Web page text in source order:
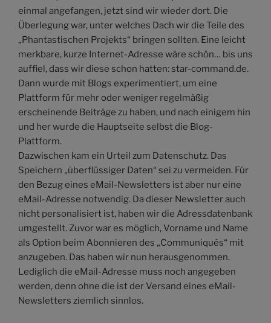
einmal angefangen, jetzt sind wir wieder dort. Die
Überlegung war, unter welches Dach wir die Teile des
„Phantastischen Projekts“ bringen sollten. Eine leicht
merkbare, kurze Internet-Adresse wäre schön… bis uns
auffiel, dass wir diese schon hatten: star-command.de.
Dann wurde mit Blogs experimentiert, um eine
Plattform für mehr oder weniger regelmäßig
erscheinende Beiträge zu haben, und nach einigem hin
und her wurde die Hauptseite selbst die Blog-
Plattform.
Dazwischen kam ein Urteil zum Datenschutz. Das
Speichern „überflüssiger Daten“ sei zu vermeiden. Für
den Bezug eines eMail-Newsletters ist aber nur eine
eMail-Adresse notwendig. Da dieser Newsletter auch
nicht personalisiert ist, haben wir die Adressdatenbank
umgestellt. Zuvor war es möglich, Vorname und Name
als Option beim Abonnieren des „Communiqués“ mit
anzugeben. Das haben wir nun herausgenommen.
Lediglich die eMail-Adresse muss noch angegeben
werden, denn ohne die ist der Versand eines eMail-
Newsletters ziemlich sinnlos.